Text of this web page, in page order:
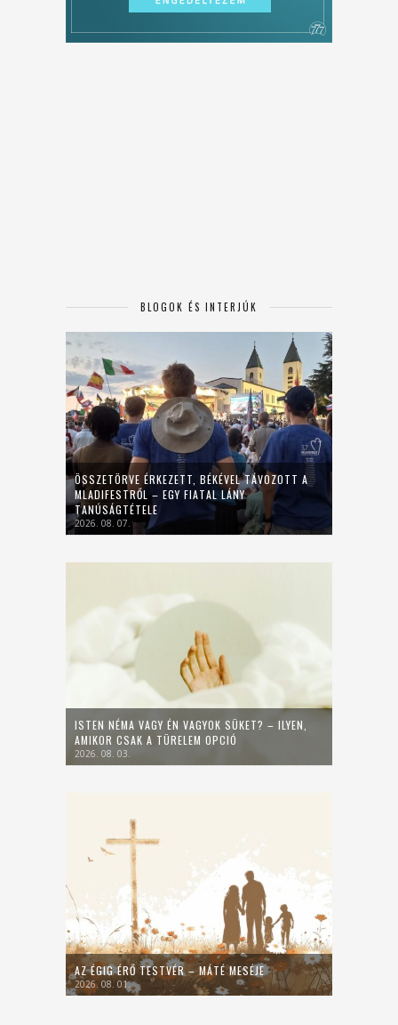
BLOGOK ÉS INTERJÚK
ÖSSZETÖRVE ÉRKEZETT, BÉKÉVEL TÁVOZOTT A
MLADIFESTRŐL – EGY FIATAL LÁNY
TANÚSÁGTÉTELE
2026. 08. 07.
ISTEN NÉMA VAGY ÉN VAGYOK SÜKET? – ILYEN,
AMIKOR CSAK A TÜRELEM OPCIÓ
2026. 08. 03.
AZ ÉGIG ÉRŐ TESTVÉR – MÁTÉ MESÉJE
2026. 08. 01.